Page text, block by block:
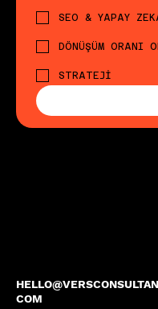
COM
SEO & YAPAY
DÖNÜŞÜM ORANI
STRATEJİ